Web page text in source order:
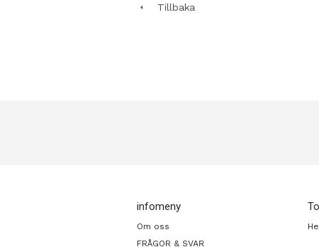
Tillbaka
infomeny
Om oss
FRÅGOR & SVAR